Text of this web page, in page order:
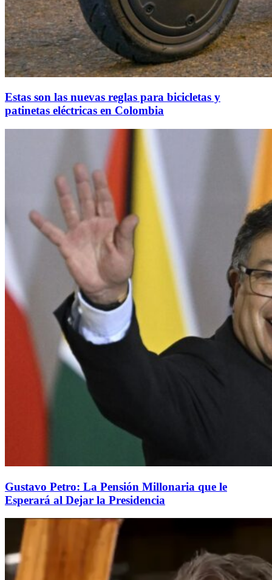
Estas son las nuevas reglas para bicicletas y
patinetas eléctricas en Colombia
Gustavo Petro: La Pensión Millonaria que le
Esperará al Dejar la Presidencia